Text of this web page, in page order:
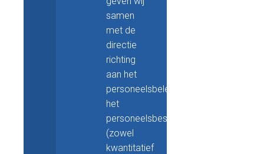
samen
met de
directie
richting
aan het
personeelsbeleid,
het
personeelsbestand
(zowel
kwantitatief